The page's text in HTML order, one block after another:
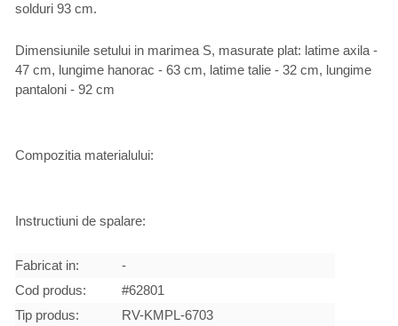
solduri 93 cm.
Dimensiunile setului in marimea S, masurate plat: latime axila -
47 cm, lungime hanorac - 63 cm, latime talie - 32 cm, lungime
pantaloni - 92 cm
Compozitia materialului:
Instructiuni de spalare:
Fabricat in:
-
Cod produs:
#62801
Tip produs:
RV-KMPL-6703